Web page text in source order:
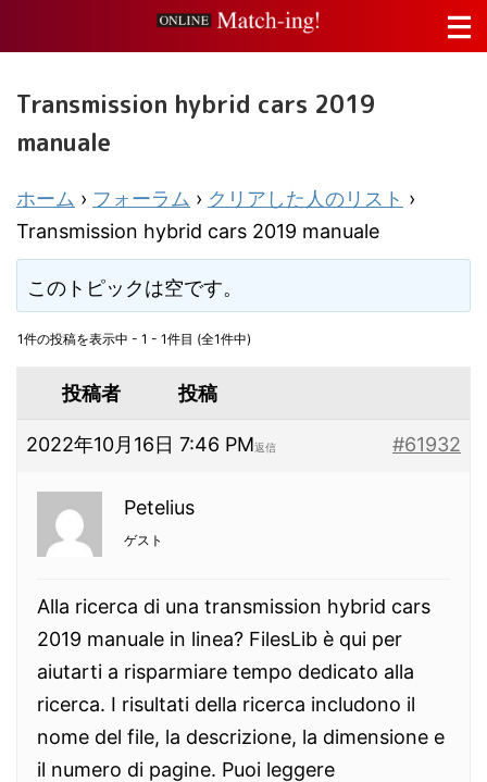
Transmission hybrid cars 2019
manuale
ホーム › フォーラム › クリアした人のリスト ›
Transmission hybrid cars 2019 manuale
このトピックは空です。
1件の投稿を表示中 - 1 - 1件目 (全1件中)
投稿者 投稿
2022年10月16日 7:46 PM #61932
返信
Petelius
ゲスト
Alla ricerca di una transmission hybrid cars
2019 manuale in linea? FilesLib è qui per
aiutarti a risparmiare tempo dedicato alla
ricerca. I risultati della ricerca includono il
nome del file, la descrizione, la dimensione e
il numero di pagine. Puoi leggere